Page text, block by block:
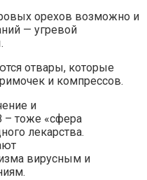
орехов возможно и
— угревой
отвары, которые
и компрессов.
и
– тоже «сфера
лекарства.
вирусным и